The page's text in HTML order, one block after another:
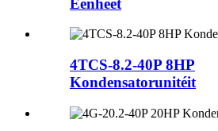
4TCS-8.2-40P 8HP
Kondensatorunitéit